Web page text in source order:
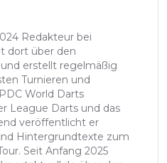
Redakteur bei
dort über den
erstellt regelmäßig
Turnieren und
World Darts
League Darts und das
veröffentlicht er
Hintergrundtexte zum
Seit Anfang 2025